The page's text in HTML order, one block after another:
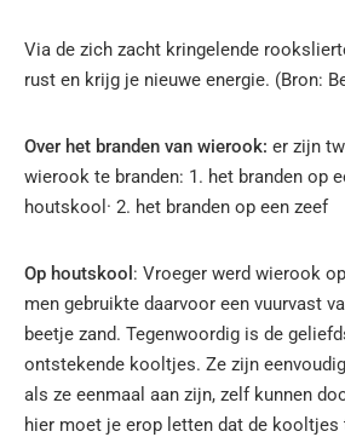
Via de zich zacht kringelende
rust en krijg je nieuwe energie. (Bron:
Over het branden van wierook: er zijn
wierook te branden: 1. het branden op
houtskool· 2. het branden op een zeef
Op houtskool : Vroeger werd wierook
men gebruikte daarvoor een vuurvast
beetje zand. Tegenwoordig is de
ontstekende kooltjes. Ze zijn
als ze eenmaal aan zijn, zelf kunnen
hier moet je erop letten dat de kooltjes